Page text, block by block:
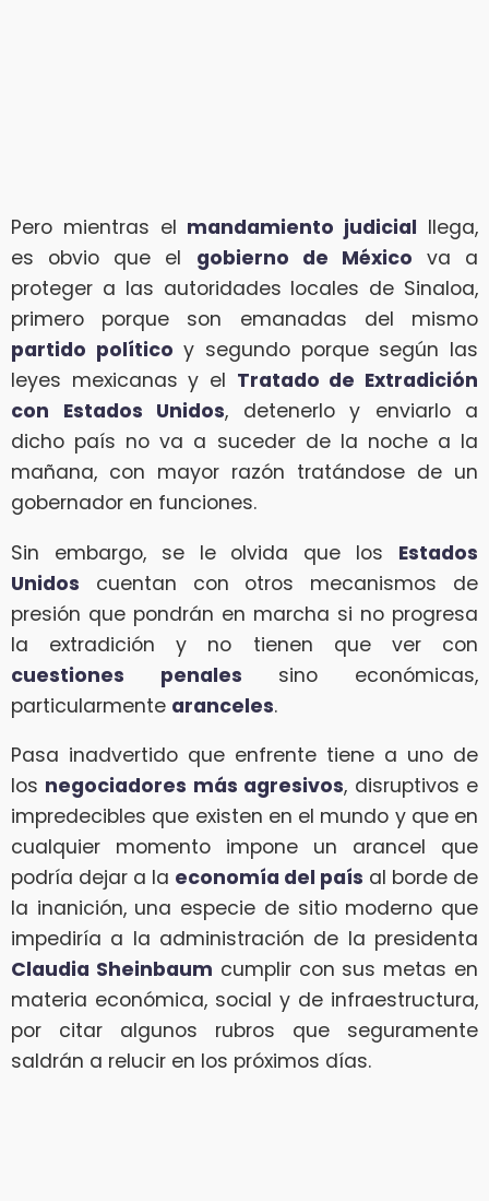
Pero mientras el mandamiento judicial llega,
es obvio que el gobierno de México va a
proteger a las autoridades locales de Sinaloa,
primero porque son emanadas del mismo
partido político y segundo porque según las
leyes mexicanas y el Tratado de Extradición
con Estados Unidos, detenerlo y enviarlo a
dicho país no va a suceder de la noche a la
mañana, con mayor razón tratándose de un
gobernador en funciones.
Sin embargo, se le olvida que los Estados
Unidos cuentan con otros mecanismos de
presión que pondrán en marcha si no progresa
la extradición y no tienen que ver con
cuestiones penales sino económicas,
particularmente aranceles.
Pasa inadvertido que enfrente tiene a uno de
los negociadores más agresivos, disruptivos e
impredecibles que existen en el mundo y que en
cualquier momento impone un arancel que
podría dejar a la economía del país al borde de
la inanición, una especie de sitio moderno que
impediría a la administración de la presidenta
Claudia Sheinbaum cumplir con sus metas en
materia económica, social y de infraestructura,
por citar algunos rubros que seguramente
saldrán a relucir en los próximos días.